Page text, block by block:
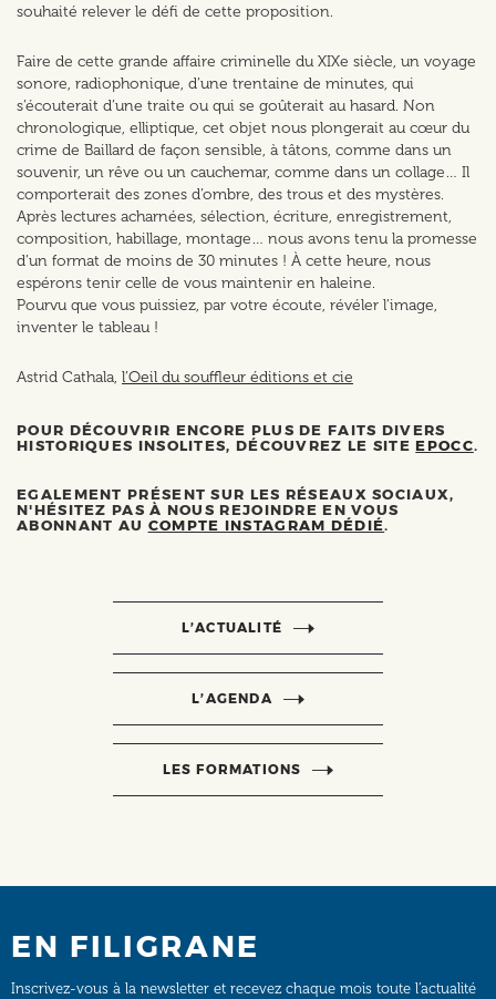
souhaité relever le défi de cette proposition.
Faire de cette grande affaire criminelle du XIXe siècle, un voyage
sonore, radiophonique, d’une trentaine de minutes, qui
s’écouterait d’une traite ou qui se goûterait au hasard. Non
chronologique, elliptique, cet objet nous plongerait au cœur du
crime de Baillard de façon sensible, à tâtons, comme dans un
souvenir, un rêve ou un cauchemar, comme dans un collage… Il
comporterait des zones d’ombre, des trous et des mystères.
Après lectures acharnées, sélection, écriture, enregistrement,
composition, habillage, montage… nous avons tenu la promesse
d’un format de moins de 30 minutes ! À cette heure, nous
espérons tenir celle de vous maintenir en haleine.
Pourvu que vous puissiez, par votre écoute, révéler l’image,
inventer le tableau !
Astrid Cathala, l’Oeil du souffleur éditions et cie
POUR DÉCOUVRIR ENCORE PLUS DE FAITS DIVERS
HISTORIQUES INSOLITES, DÉCOUVREZ LE SITEEPOCC.
EGALEMENT PRÉSENT SUR LES RÉSEAUX SOCIAUX,
N'HÉSITEZ PAS À NOUS REJOINDRE EN VOUS
ABONNANT AU COMPTE INSTAGRAM DÉDIÉ.
L’ACTUALITÉ
L’AGENDA
LES FORMATIONS
EN FILIGRANE
Inscrivez-vous à la newsletter et recevez chaque mois toute l’actualité